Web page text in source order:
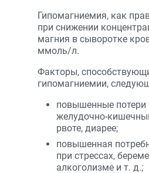
Гипомагниемия, как
при снижении
магния в сыворотке
ммоль/л.
Факторы,
гипомагниемии,
повышенные потери
желудочно-
рвоте, диарее;
повышенная
при стрессах,
алкоголизме и т. д.;